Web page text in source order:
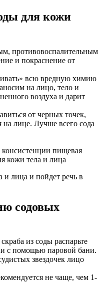
для кожи
противовоспалительным
и покраснение от
всю вредную химию
на лицо, тело и
воздуха и дарит
от черных точек,
лице. Лучше всего сода
пищевая
кожи тела и лица
и лица и пойдет речь в
содовых
из соды распарьте
с помощью паровой бани.
звездочек лицо
не чаще, чем 1-